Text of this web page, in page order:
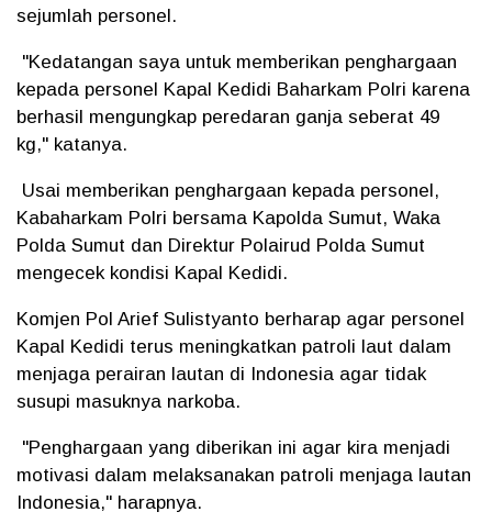
sejumlah personel.
"Kedatangan saya untuk memberikan penghargaan
kepada personel Kapal Kedidi Baharkam Polri karena
berhasil mengungkap peredaran ganja seberat 49
kg," katanya.
Usai memberikan penghargaan kepada personel,
Kabaharkam Polri bersama Kapolda Sumut, Waka
Polda Sumut dan Direktur Polairud Polda Sumut
mengecek kondisi Kapal Kedidi.
Komjen Pol Arief Sulistyanto berharap agar personel
Kapal Kedidi terus meningkatkan patroli laut dalam
menjaga perairan lautan di Indonesia agar tidak
susupi masuknya narkoba.
"Penghargaan yang diberikan ini agar kira menjadi
motivasi dalam melaksanakan patroli menjaga lautan
Indonesia," harapnya.